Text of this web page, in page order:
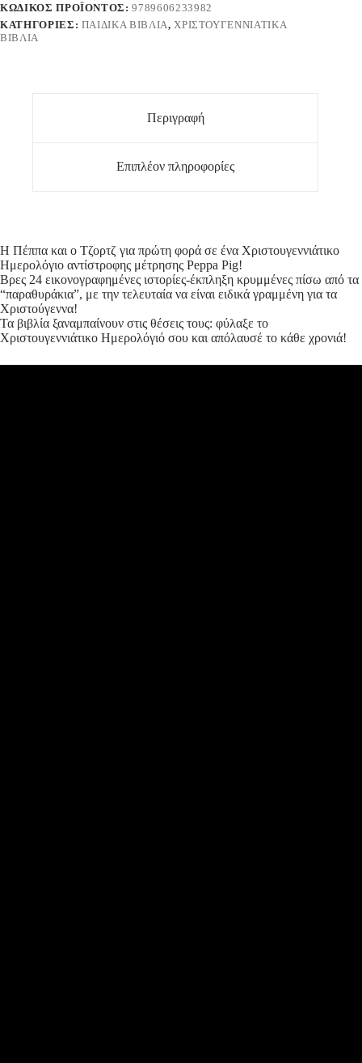
ΚΩΔΙΚΌΣ ΠΡΟΪΌΝΤΟΣ:9789606233982
ΚΑΤΗΓΟΡΊΕΣ: ΠΑΙΔΙΚΆ ΒΙΒΛΊΑ,ΧΡΙΣΤΟΥΓΕΝΝΙΆΤΙΚΑ
ΒΙΒΛΊΑ
Περιγραφή
Επιπλέον πληροφορίες
Η Πέππα και ο Τζορτζ για πρώτη φορά σε ένα Χριστουγεννιάτικο
Ημερολόγιο αντίστροφης μέτρησης Peppa Pig!
Βρες 24 εικονογραφημένες ιστορίες-έκπληξη κρυμμένες πίσω από τα
“παραθυράκια”, με την τελευταία να είναι ειδικά γραμμένη για τα
Χριστούγεννα!
Τα βιβλία ξαναμπαίνουν στις θέσεις τους: φύλαξε το
Χριστουγεννιάτικο Ημερολόγιό σου και απόλαυσέ το κάθε χρονιά!